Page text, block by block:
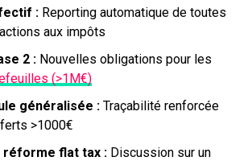
:Reporting automatique de toutes
aux impôts
2 :Nouvelles obligations pour les
(>1M€)
généralisée :Traçabilité renforcée
>1000€
réforme flat tax :Discussion sur un